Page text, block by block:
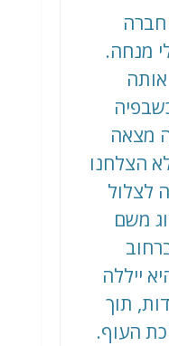
חברה
מנחה.
מצאה
הצלחנו
לצלול
משם
ייללה
תוך
העוף.